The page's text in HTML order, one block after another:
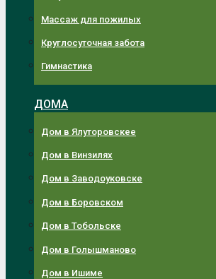
Массаж для пожилых
Круглосуточная забота
Гимнастика
ДОМА
Дом в Ялуторовскее
Дом в Винзилях
Дом в Заводоуковске
Дом в Боровском
Дом в Тобольске
Дом в Голышманово
Дом в Ишиме